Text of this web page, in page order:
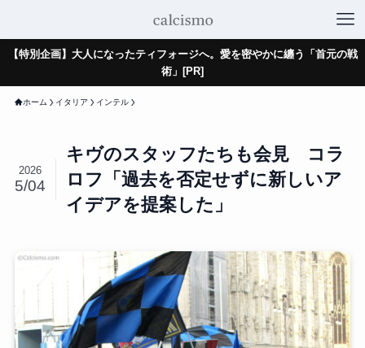
【特別企画】大人になったティフォージへ。愛を密やかに纏う「首元の戦
術」[PR]
ホーム イタリア インテル
キヴのスタッフたちも会見 コラ
ロフ「過去を否定せずに新しいア
イデアを提案した」
2026
5/04